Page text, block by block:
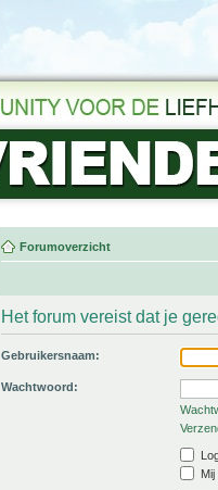
Forumoverzicht
Het forum vereist dat je
Gebruikersnaam:
Wachtwoord: